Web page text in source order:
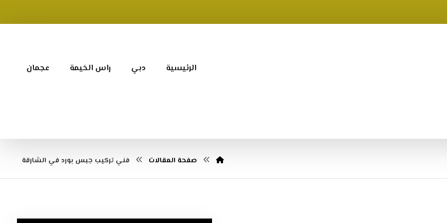
الرئيسية دبي راس الخيمة عجمان
صفحة المقالات فني تركيب جبس بورد في الشارقة